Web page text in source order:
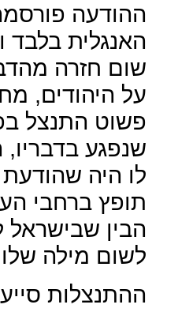
ההודעה
האנגלית בלבד
שום חזרה
על היהודים,
פשוט התנצל
שנפגע
לו היה
תופץ ברחבי
הבין שבישראל
לשום מילה
ההתנצלות